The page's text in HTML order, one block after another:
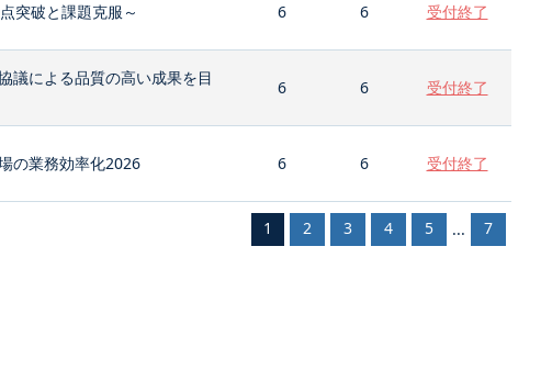
突破と課題克服～ 6 6 受付終了
議による品質の高い成果を目
6 6 受付終了
の業務効率化2026 6 6 受付終了
1 2 3 4 5 ... 7